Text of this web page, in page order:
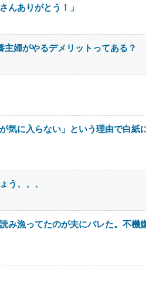
んありがとう！」
婦がやるデメリットってある？
に入らない」という理由で白紙
う、、、
漁ってたのが夫にバレた。不